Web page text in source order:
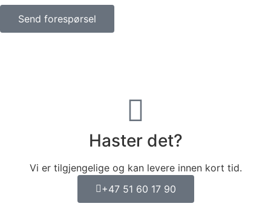
Send forespørsel
Haster det?
Vi er tilgjengelige og kan levere innen kort tid.
+47 51 60 17 90